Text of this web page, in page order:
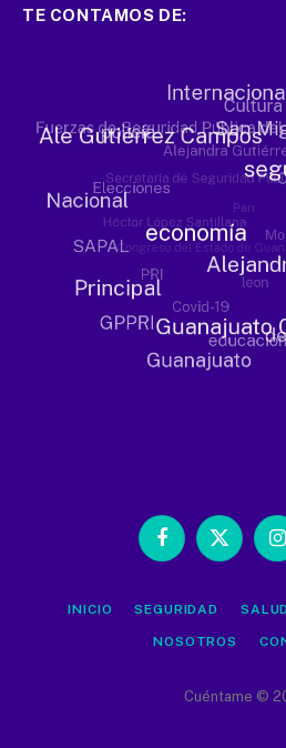
TE CONTAMOS DE:
Facebook
X
INICIO SEGURIDAD SALUD
NOSOTROS
Cuéntame ©